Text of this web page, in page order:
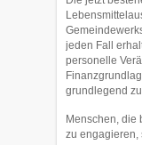
jeden Fall
personelle
grundlegend
Menschen, die
zu engagie­ren,